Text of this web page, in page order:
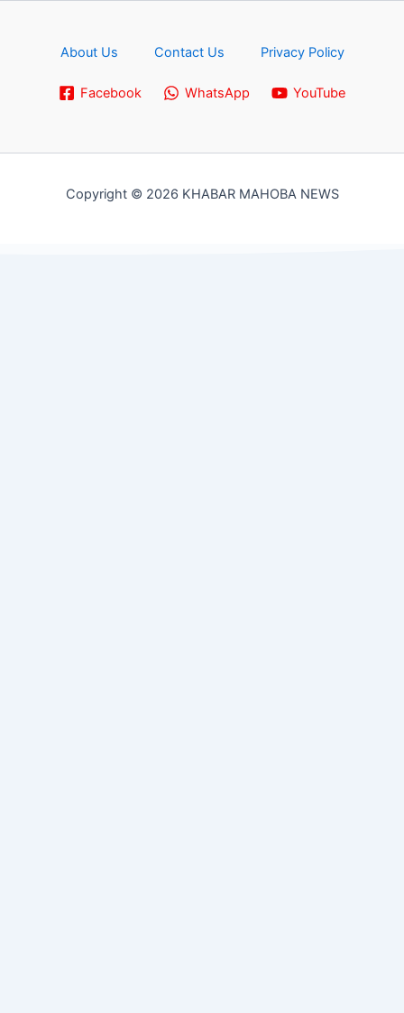
About Us Contact Us Privacy Policy
Facebook WhatsApp YouTube
Copyright © 2026 KHABAR MAHOBA NEWS